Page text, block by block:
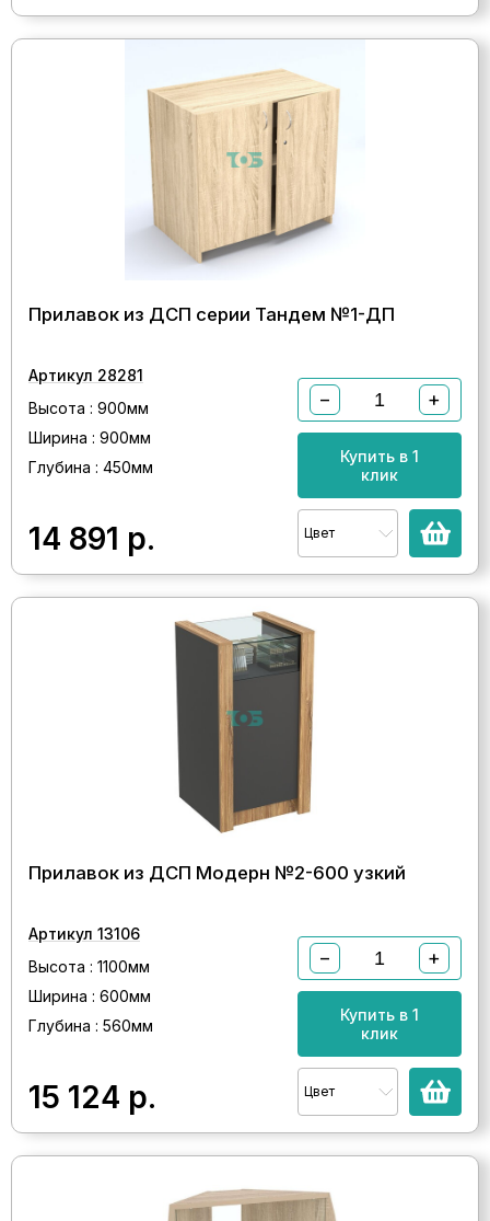
Прилавок из ДСП серии Тандем №1-ДП
Артикул 28281
Высота : 900мм
Ширина : 900мм
Глубина : 450мм
14 891 р.
− +
Купить в 1
клик
Цвет
Прилавок из ДСП Модерн №2-600 узкий
Артикул 13106
Высота : 1100мм
Ширина : 600мм
Глубина : 560мм
15 124 р.
− +
Купить в 1
клик
Цвет